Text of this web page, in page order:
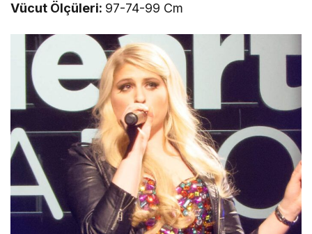
Vücut Ölçüleri: 97-74-99 Cm